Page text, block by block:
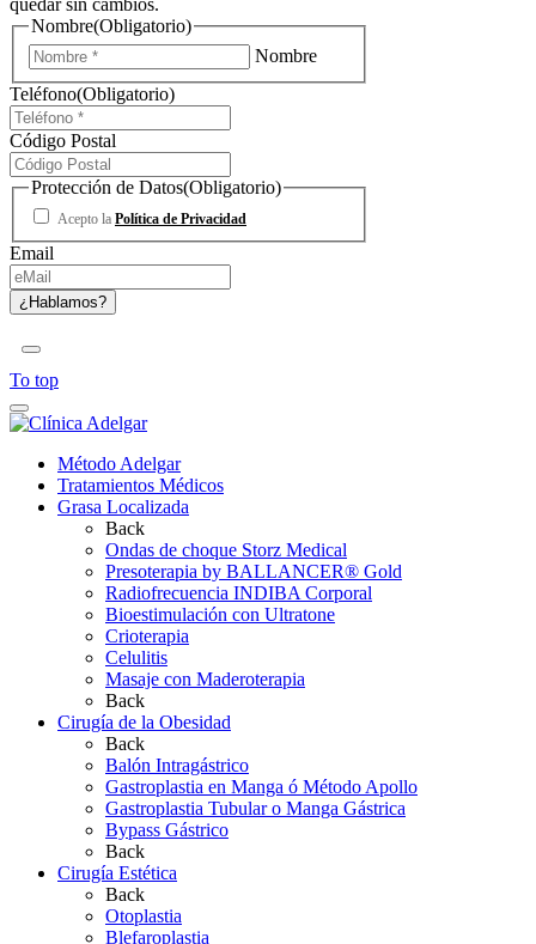
quedar sin cambios.
Nombre(Obligatorio)
Nombre
Teléfono(Obligatorio)
Código Postal
Protección de Datos(Obligatorio)
Acepto la Política de Privacidad
Email
To top
Método Adelgar
Tratamientos Médicos
Grasa Localizada
Back
Ondas de choque Storz Medical
Presoterapia by BALLANCER® Gold
Radiofrecuencia INDIBA Corporal
Bioestimulación con Ultratone
Crioterapia
Celulitis
Masaje con Maderoterapia
Back
Cirugía de la Obesidad
Back
Balón Intragástrico
Gastroplastia en Manga ó Método Apollo
Gastroplastia Tubular o Manga Gástrica
Bypass Gástrico
Back
Cirugía Estética
Back
Otoplastia
Blefaroplastia